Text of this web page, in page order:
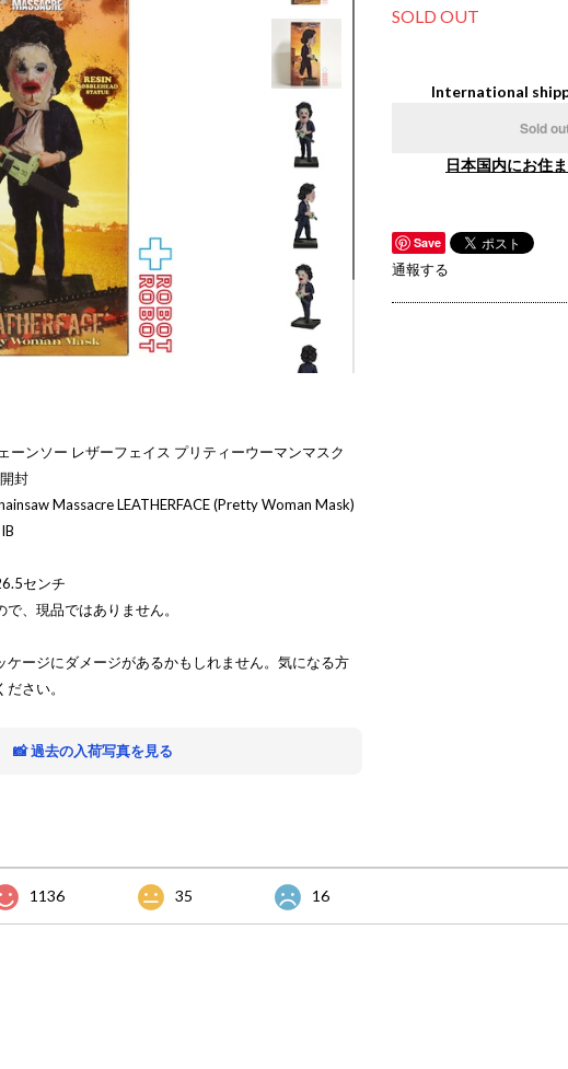
ーンソー レザーフェイス プリティーウーマンマスク
封
Massacre LEATHERFACE (Pretty Woman Mask)
センチ
、現品ではありません。
ケージにダメージがあるかもしれません。気になる方
さい。
📸 過去の入荷写真を見る
SOLD OUT
International
Sold
日本国内にお住
Save
通報する
1136 35 16